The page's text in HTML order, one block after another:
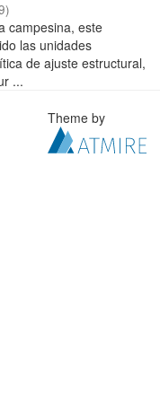
)
campesina, este
las unidades
de ajuste estructural,
...
Theme by